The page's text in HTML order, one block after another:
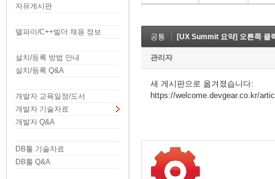
자유게시판
델파이/C++빌더 채용 정보
설치/등록 방법 안내
설치/등록 Q&A
개발자 교육일정/도서
개발자 기술자료
개발자 Q&A
DB툴 기술자료
DB툴 Q&A
공통 [UX Summit 요약] 오른쪽
관리자
새 게시판으로 옮겨졌습니다:
https://welcome.devgear.co.kr/